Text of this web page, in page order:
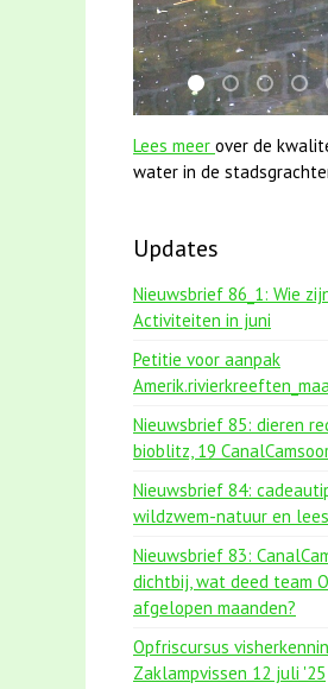
karper met
mei2021
Lees meer over de
water in de
Updates
Nieuwsbrief 86_1: Wie
Activiteiten in juni
Petitie voor aanpak
Nieuwsbrief 85: dieren
bioblitz, 19
Nieuwsbrief 84:
wildzwem-natuur en
Nieuwsbrief 83:
dichtbij, wat deed team
afgelopen maanden?
Opfriscursus
Zaklampvissen 12 juli '25